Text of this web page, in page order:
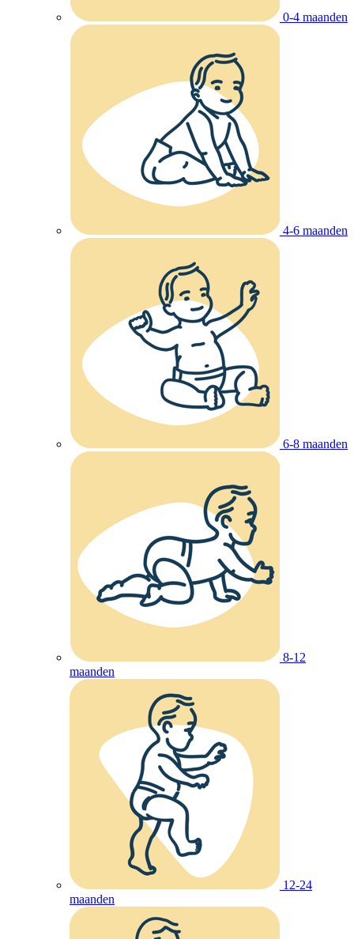
0-4 maanden
4-6 maanden
6-8 maanden
8-12
maanden
12-24
maanden